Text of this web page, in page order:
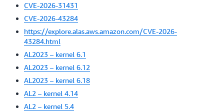
CVE-2026-31431
CVE-2026-43284
https://explore.alas.aws.amazon.com/CVE-2026-
43284.html
AL2023 – kernel 6.1
AL2023 – kernel 6.12
AL2023 – kernel 6.18
AL2 – kernel 4.14
AL2 – kernel 5.4